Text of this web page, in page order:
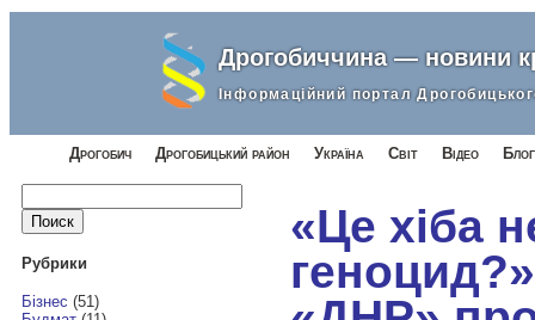
Дрогобиччина — новини
Інформаційний портал
Дрогобич Дрогобицький район Україна Світ Відео
Найти:
Рубрики
Бізнес (51)
«Це хіба